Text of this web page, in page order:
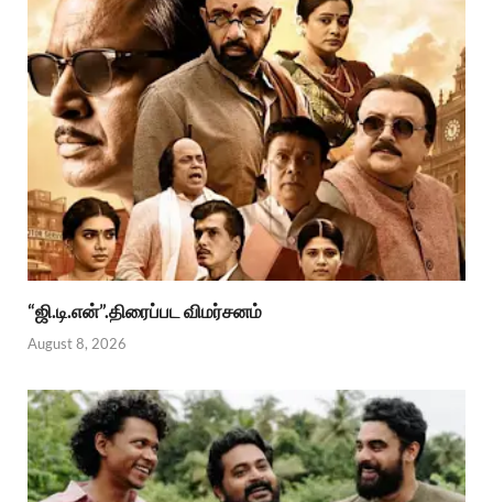
“ஜி.டி.என்”.திரைப்பட விமர்சனம்
August 8, 2026